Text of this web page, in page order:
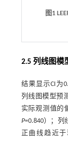
图1
2.5 列线图模
结果显示CI为
列线图模型预
实际观测值的
P=0.840）；列
正曲线趋近